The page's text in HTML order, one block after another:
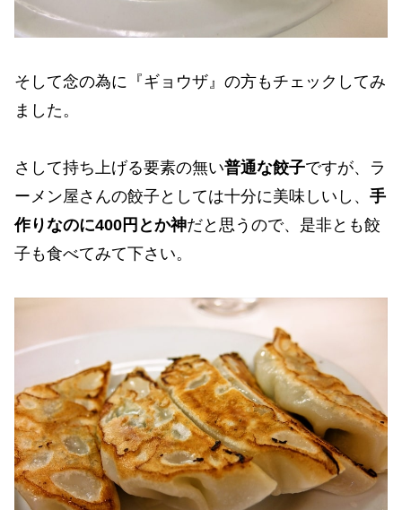
そして念の為に『ギョウザ』の方もチェックしてみ
ました。
さして持ち上げる要素の無い普通な餃子ですが、ラ
ーメン屋さんの餃子としては十分に美味しいし、 手
作りなのに400円とか神だと思うので、是非とも餃
子も食べてみて下さい。